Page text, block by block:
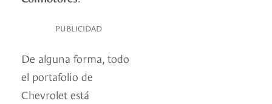
PUBLICIDAD
De alguna forma, todo
el portafolio de
Chevrolet está